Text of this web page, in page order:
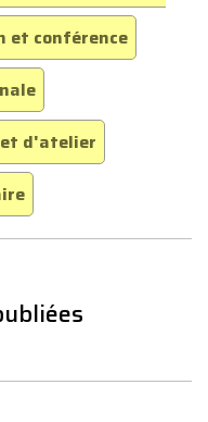
et conférence
d'atelier